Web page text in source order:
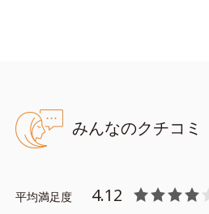
*3 合成フルオロフロゴパイト
※アレルギーテスト済＝全ての方にアレ
ことではありません。
みんなのクチコミ
平均満足度 4.12